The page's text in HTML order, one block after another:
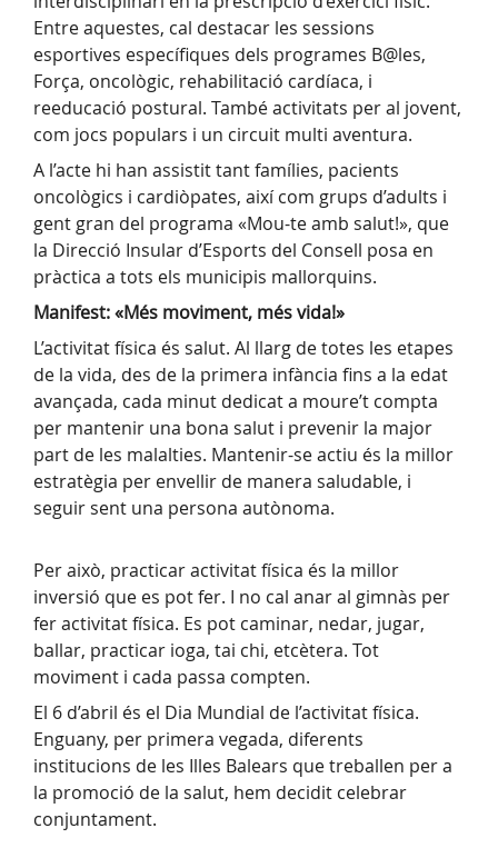
Entre aquestes, cal destacar les sessions
esportives específiques dels programes B@les,
Força, oncològic, rehabilitació cardíaca, i
reeducació postural. També activitats per al jovent,
com jocs populars i un circuit multi aventura.
A l’acte hi han assistit tant famílies, pacients
oncològics i cardiòpates, així com grups d’adults i
gent gran del programa «Mou-te amb salut!», que
la Direcció Insular d’Esports del Consell posa en
pràctica a tots els municipis mallorquins.
Manifest: «Més moviment, més vida!»
L’activitat física és salut. Al llarg de totes les etapes
de la vida, des de la primera infància fins a la edat
avançada, cada minut dedicat a moure’t compta
per mantenir una bona salut i prevenir la major
part de les malalties. Mantenir-se actiu és la millor
estratègia per envellir de manera saludable, i
seguir sent una persona autònoma.
Per això, practicar activitat física és la millor
inversió que es pot fer. I no cal anar al gimnàs per
fer activitat física. Es pot caminar, nedar, jugar,
ballar, practicar ioga, tai chi, etcètera. Tot
moviment i cada passa compten.
El 6 d’abril és el Dia Mundial de l’activitat física.
Enguany, per primera vegada, diferents
institucions de les Illes Balears que treballen per a
la promoció de la salut, hem decidit celebrar
conjuntament.